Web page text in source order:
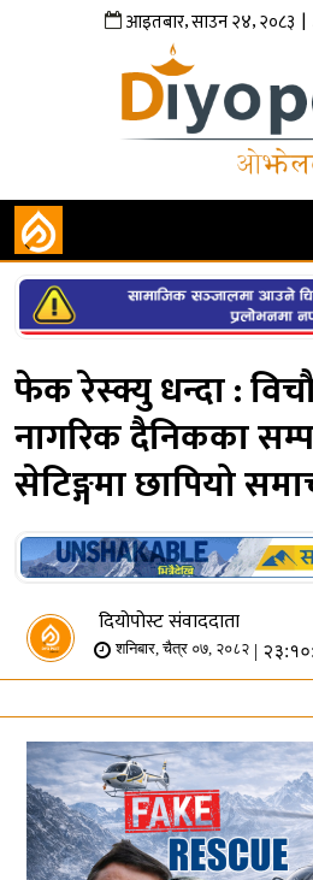
आइतबार,साउन२४,२०८३ |
फेक रेस्क्यु धन्दा :
नागरिक दैनिकका
सेटिङ्गमा छापियो
दियोपोस्ट संवाददाता
शनिबार, चैत्र ०७, २०८२ |